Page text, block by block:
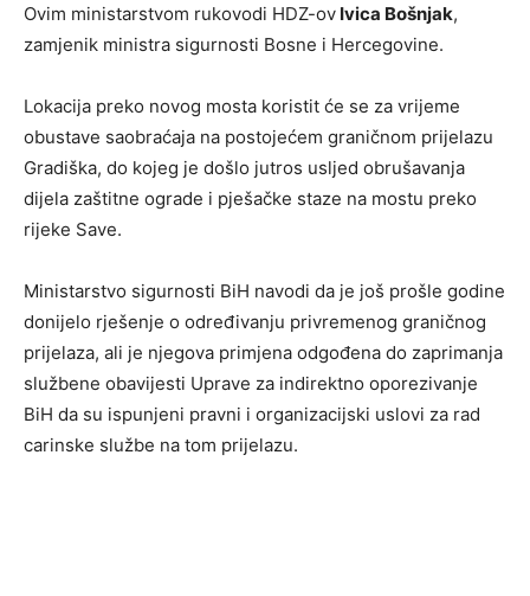
Ovim ministarstvom rukovodi HDZ-ov Ivica Bošnjak,
zamjenik ministra sigurnosti Bosne i Hercegovine.
Lokacija preko novog mosta koristit će se za vrijeme
obustave saobraćaja na postojećem graničnom prijelazu
Gradiška, do kojeg je došlo jutros usljed obrušavanja
dijela zaštitne ograde i pješačke staze na mostu preko
rijeke Save.
Ministarstvo sigurnosti BiH navodi da je još prošle godine
donijelo rješenje o određivanju privremenog graničnog
prijelaza, ali je njegova primjena odgođena do zaprimanja
službene obavijesti Uprave za indirektno oporezivanje
BiH da su ispunjeni pravni i organizacijski uslovi za rad
carinske službe na tom prijelazu.